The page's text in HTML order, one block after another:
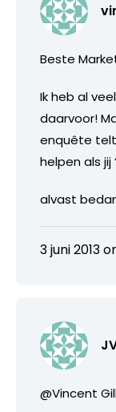
Beste
Ik heb al
daarvoor!
enquête
helpen als jij
alvast
3 juni 2013
@Vincent